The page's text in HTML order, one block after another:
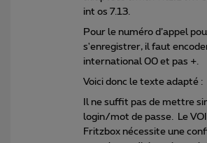
int os 7.13.
Pour le numéro d’appel
s'enregistrer, il faut
international 00 et pas +.
Voici donc le texte adapté :
Il ne suffit pas de mettre
login/mot de passe. Le
Fritzbox nécessite une